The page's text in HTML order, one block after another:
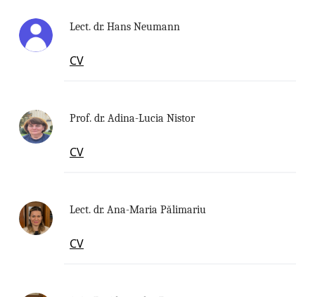
Lect. dr. Hans Neumann
CV
Prof. dr. Adina-Lucia Nistor
CV
Lect. dr. Ana-Maria Pălimariu
CV